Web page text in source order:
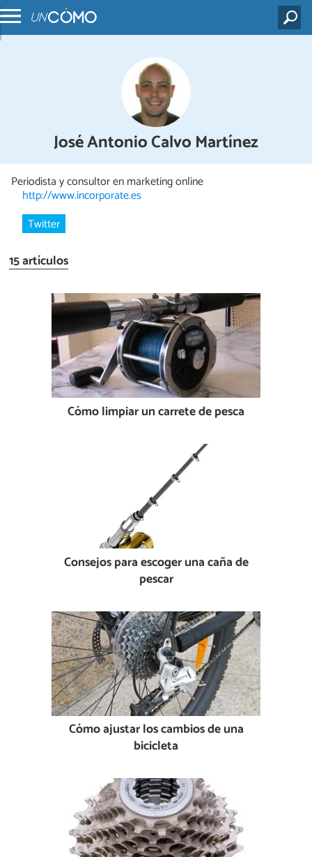
José Antonio Calvo Martínez
Periodista y consultor en marketing online
http://www.incorporate.es
Twitter
15 artículos
Cómo limpiar un carrete de pesca
Consejos para escoger una caña de
pescar
Cómo ajustar los cambios de una
bicicleta